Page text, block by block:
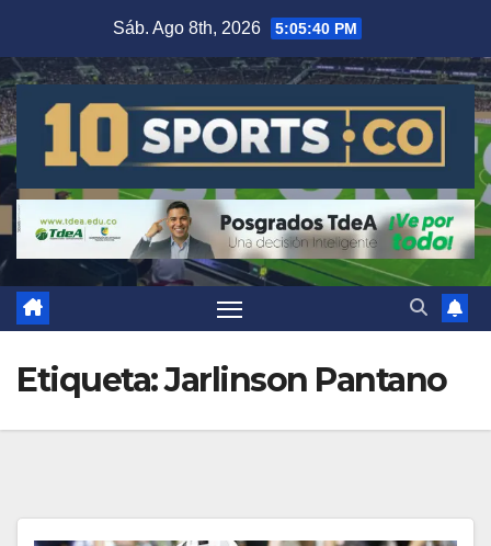
Sáb. Ago 8th, 2026 5:05:40 PM
Etiqueta:Jarlinson Pantano